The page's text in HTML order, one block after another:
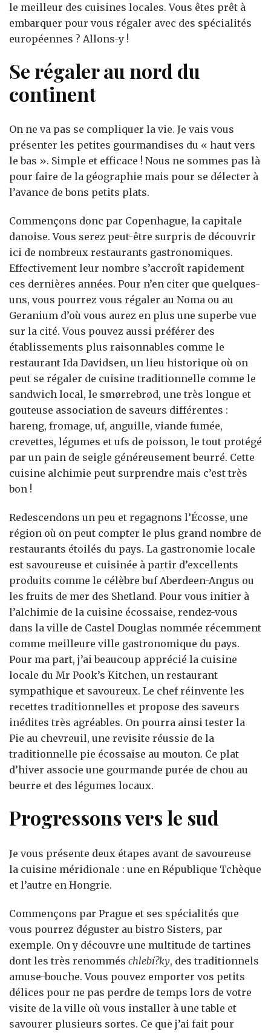
le meilleur des cuisines locales. Vous êtes prêt à
embarquer pour vous régaler avec des spécialités
européennes ? Allons-y !
Se régaler au nord du
continent
On ne va pas se compliquer la vie. Je vais vous
présenter les petites gourmandises du « haut vers
le bas ». Simple et efficace ! Nous ne sommes pas là
pour faire de la géographie mais pour se délecter à
l’avance de bons petits plats.
Commençons donc par Copenhague, la capitale
danoise. Vous serez peut-être surpris de découvrir
ici de nombreux restaurants gastronomiques.
Effectivement leur nombre s’accroît rapidement
ces dernières années. Pour n’en citer que quelques-
uns, vous pourrez vous régaler au Noma ou au
Geranium d’où vous aurez en plus une superbe vue
sur la cité. Vous pouvez aussi préférer des
établissements plus raisonnables comme le
restaurant Ida Davidsen, un lieu historique où on
peut se régaler de cuisine traditionnelle comme le
sandwich local, le smørrebrød, une très longue et
gouteuse association de saveurs différentes :
hareng, fromage, uf, anguille, viande fumée,
crevettes, légumes et ufs de poisson, le tout protégé
par un pain de seigle généreusement beurré. Cette
cuisine alchimie peut surprendre mais c’est très
bon !
Redescendons un peu et regagnons l’Écosse, une
région où on peut compter le plus grand nombre de
restaurants étoilés du pays. La gastronomie locale
est savoureuse et cuisinée à partir d’excellents
produits comme le célèbre buf Aberdeen-Angus ou
les fruits de mer des Shetland. Pour vous initier à
l’alchimie de la cuisine écossaise, rendez-vous
dans la ville de Castel Douglas nommée récemment
comme meilleure ville gastronomique du pays.
Pour ma part, j’ai beaucoup apprécié la cuisine
locale du Mr Pook’s Kitchen, un restaurant
sympathique et savoureux. Le chef réinvente les
recettes traditionnelles et propose des saveurs
inédites très agréables. On pourra ainsi tester la
Pie au chevreuil, une revisite réussie de la
traditionnelle pie écossaise au mouton. Ce plat
d’hiver associe une gourmande purée de chou au
beurre et des légumes locaux.
Progressons vers le sud
Je vous présente deux étapes avant de savoureuse
la cuisine méridionale : une en République Tchèque
et l’autre en Hongrie.
Commençons par Prague et ses spécialités que
vous pourrez déguster au bistro Sisters, par
exemple. On y découvre une multitude de tartines
dont les très renommés chlebí?ky, des traditionnels
amuse-bouche. Vous pouvez emporter vos petits
délices pour ne pas perdre de temps lors de votre
visite de la ville où vous installer à une table et
savourer plusieurs sortes. Ce que j’ai fait pour